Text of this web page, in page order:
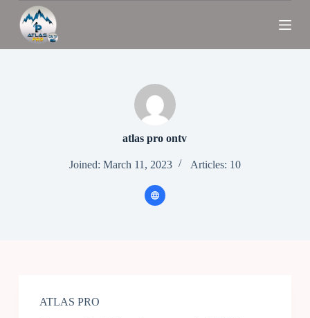
p
atlas pro ontv
Joined: March 11, 2023 Articles: 10
ATLAS PRO